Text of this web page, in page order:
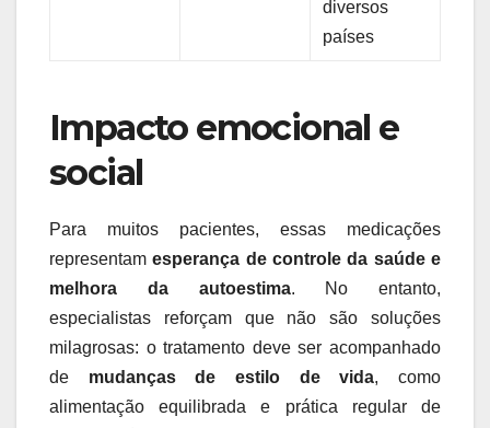
diversos
países
Impacto emocional e
social
Para muitos pacientes, essas medicações
representamesperança de controle da saúde e
melhora da autoestima. No entanto,
especialistas reforçam que não são soluções
milagrosas: o tratamento deve ser acompanhado
de mudanças de estilo de vida, como
alimentação equilibrada e prática regular de